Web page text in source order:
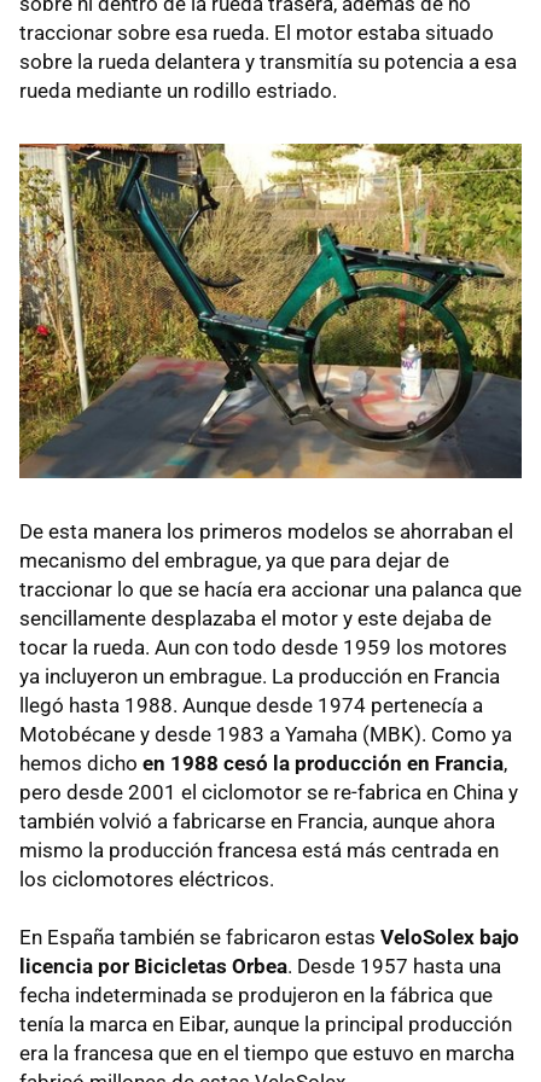
traccionar sobre esa rueda. El motor estaba situado
sobre la rueda delantera y transmitía su potencia a esa
rueda mediante un rodillo estriado.
De esta manera los primeros modelos se ahorraban el
mecanismo del embrague, ya que para dejar de
traccionar lo que se hacía era accionar una palanca que
sencillamente desplazaba el motor y este dejaba de
tocar la rueda. Aun con todo desde 1959 los motores
ya incluyeron un embrague. La producción en Francia
llegó hasta 1988. Aunque desde 1974 pertenecía a
Motobécane y desde 1983 a Yamaha (MBK). Como ya
hemos dicho en 1988 cesó la producción en Francia,
pero desde 2001 el ciclomotor se re-fabrica en China y
también volvió a fabricarse en Francia, aunque ahora
mismo la producción francesa está más centrada en
los ciclomotores eléctricos.
En España también se fabricaron estas VeloSolex bajo
licencia por Bicicletas Orbea. Desde 1957 hasta una
fecha indeterminada se produjeron en la fábrica que
tenía la marca en Eibar, aunque la principal producción
era la francesa que en el tiempo que estuvo en marcha